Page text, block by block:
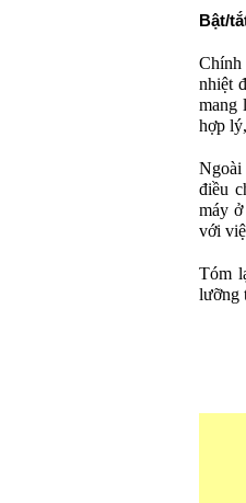
Bật/
Chính
nhiệt
mang
hợp
Ngoài
điều
máy
với
Tóm
lưỡng